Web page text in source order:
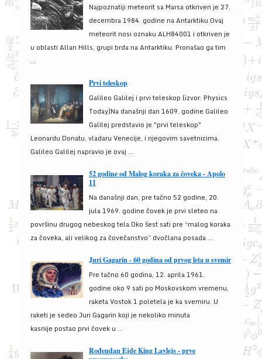
Najpoznatiji meteorit sa Marsa otkriven je 27.
decembra 1984. godine na Antarktiku.Ovaj
meteorit nosi oznaku ALH84001 i otkriven je
u oblasti Allan Hills, grupi brda na Antarktiku. Pronašao ga tim
...
Prvi teleskop
Galileo Galilej i prvi teleskop (izvor: Physics
Today)Na današnji dan 1609. godine Galileo
Galilej predstavio je "prvi teleskop"
Leonardu Donatu, vladaru Venecije, i njegovim savetnicima.
Galileo Galilej napravio je ovaj ...
52 godine od Malog koraka za čoveka - Apolo
11
Na današnji dan, pre tačno 52 godine, 20.
jula 1969. godine čovek je prvi sleteo na
površinu drugog nebeskog tela.Oko šest sati pre “malog koraka
za čoveka, ali velikog za čovečanstvo” dvočlana posada ...
Juri Gagarin - 60 godina od prvog leta u svemir
Pre tačno 60 godina, 12. aprila 1961.
godine oko 9 sati po Moskovskom vremenu,
raketa Vostok 1 poletela je ka svemiru. U
raketi je sedeo Juri Gagarin koji je nekoliko minuta
kasnije postao prvi čovek u ...
Rođendan Ejde King Lavlejs - prve